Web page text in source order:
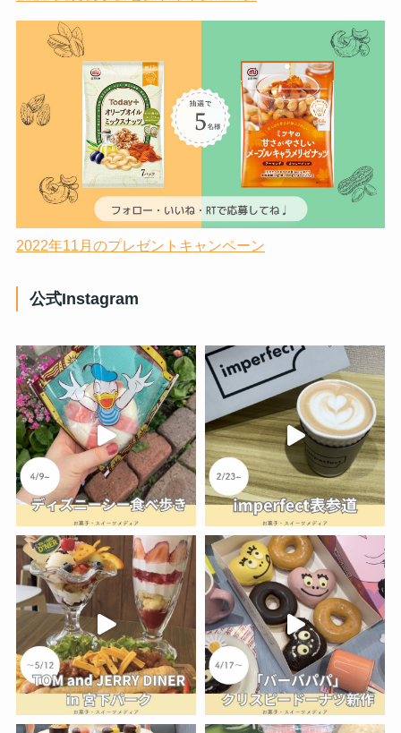
2022年11月のプレゼントキャンペーン
公式Instagram